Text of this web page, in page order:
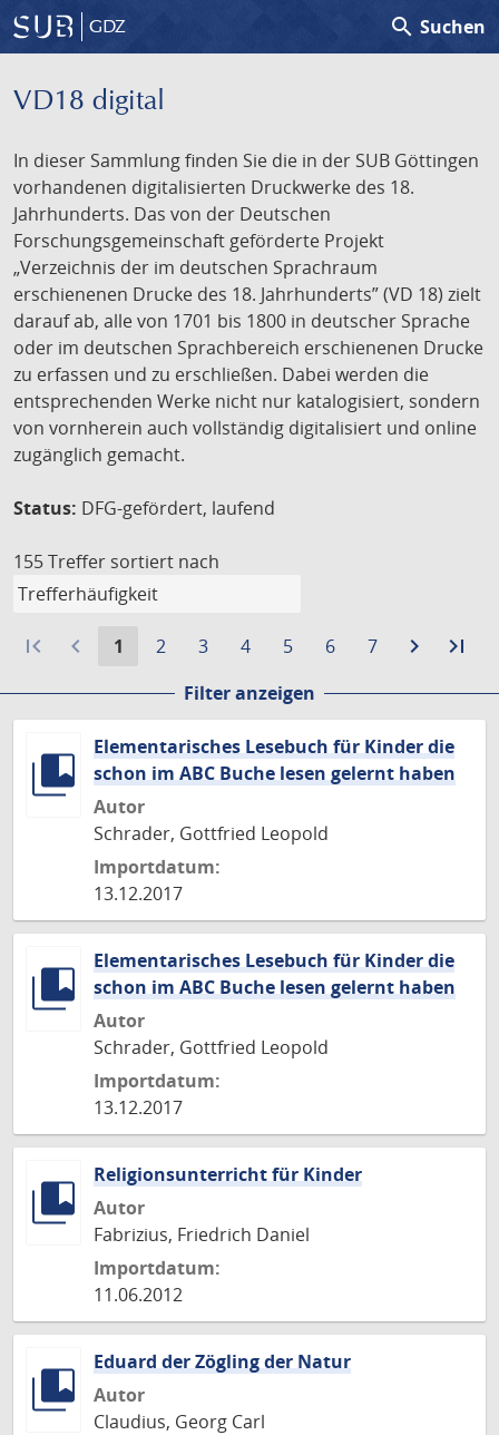
GDZ search Suchen
VD18 digital
In dieser Sammlung finden Sie die in der SUB Göttingen
vorhandenen digitalisierten Druckwerke des 18.
Jahrhunderts. Das von der Deutschen
Forschungsgemeinschaft geförderte Projekt
„Verzeichnis der im deutschen Sprachraum
erschienenen Drucke des 18. Jahrhunderts” (VD 18) zielt
darauf ab, alle von 1701 bis 1800 in deutscher Sprache
oder im deutschen Sprachbereich erschienenen Drucke
zu erfassen und zu erschließen. Dabei werden die
entsprechenden Werke nicht nur katalogisiert, sondern
von vornherein auch vollständig digitalisiert und online
zugänglich gemacht.
Status: DFG-gefördert, laufend
155 Treffer sortiert nach
first_page navigate_before
Aktuelle
1
Gehe
Seite
2
Gehe
Seite
3
Gehe
Seite
4
Gehe
Seite
5
Gehe
Seite
6
Gehe
Seite
7 navigate_next
Zur
Seite
last_page
Filter anzeigen
Elementarisches Lesebuch für Kinder die
schon im ABC Buche lesen gelernt haben
Autor
Schrader, Gottfried Leopold
Importdatum:
13.12.2017
Elementarisches Lesebuch für Kinder die
schon im ABC Buche lesen gelernt haben
Autor
Schrader, Gottfried Leopold
Importdatum:
13.12.2017
Religionsunterricht für Kinder
Autor
Fabrizius, Friedrich Daniel
Importdatum:
11.06.2012
Eduard der Zögling der Natur
Autor
Claudius, Georg Carl